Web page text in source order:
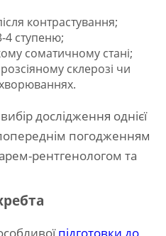
контрастування;
4 ступеню;
соматичному стані;
склерозі чи
дослідження однієї
погодженням
рентгенологом та